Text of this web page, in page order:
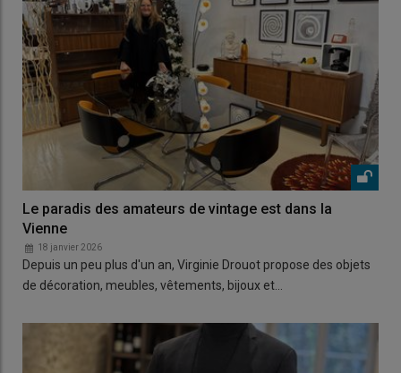
Le paradis des amateurs de vintage est dans la
Vienne
18 janvier 2026
Depuis un peu plus d'un an, Virginie Drouot propose des objets
de décoration, meubles, vêtements, bijoux et…